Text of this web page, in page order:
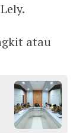
atau